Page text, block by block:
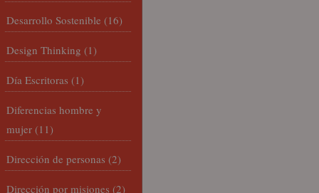
Desarrollo Sostenible (16)
Design Thinking (1)
Día Escritoras (1)
Diferencias hombre y
mujer (11)
Dirección de personas (2)
Dirección por misiones (2)